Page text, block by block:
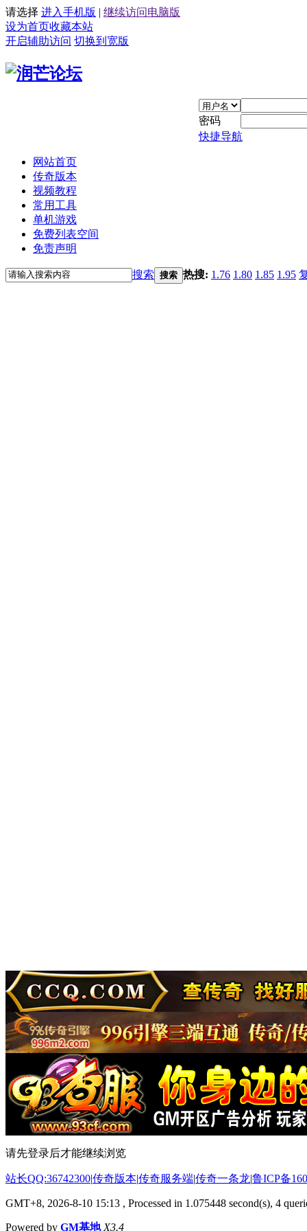
请选择 进入手机版 | 继续访问电脑版
设为首页收藏本站
开启辅助访问 切换到宽版
密码
快捷导航
网站首页
传奇版本
视频教程
常用工具
单机游戏
免费列表空间
免责声明
搜索 搜索 热搜: 1.76 1.80 1.85 1.95
请先登录后才能继续浏览
站长QQ:36742300|传奇版本|传奇服务端|传奇一条龙|鲁ICP备
GMT+8, 2026-8-10 15:13 , Processed in 1.075448 second(s), 4
Powered by GM基地 X3.4